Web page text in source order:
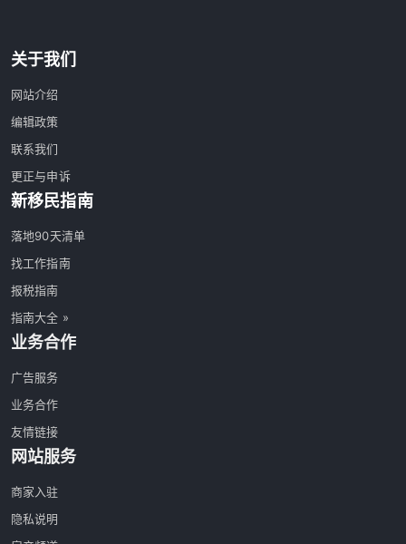
关于我们
网站介绍
编辑政策
联系我们
更正与申诉
新移民指南
落地90天清单
找工作指南
报税指南
指南大全 »
业务合作
广告服务
业务合作
友情链接
网站服务
商家入驻
隐私说明